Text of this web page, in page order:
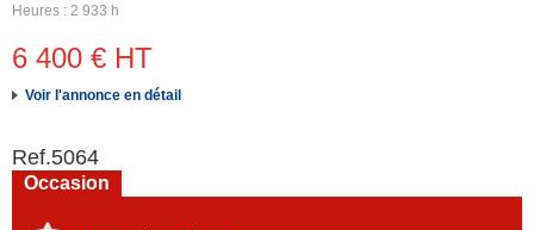
Heures
2 933 h
6 400 € HT
Voir l'annonce en détail
Ref.5064
Occasion